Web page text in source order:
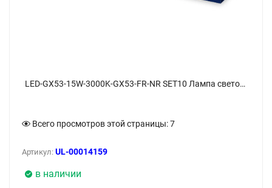
LED-GX53-15W-3000K-GX53-FR-NR SET10 Лампа светодиодная, матовая, Серия Norma, Теплый белый свет 3000K, Упаковка 10 штук - фото 1
Всего просмотров этой страницы:7
Артикул: UL-00014159
в наличии